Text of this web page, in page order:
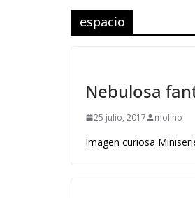
espacio
Nebulosa
25 julio, 2017 molino
Imagen curiosa